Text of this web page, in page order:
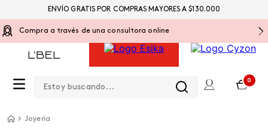
Compra a través de una consultora online
0
ENVÍO GRATIS POR COMPRAS MAYORES A $130.000
Joyería